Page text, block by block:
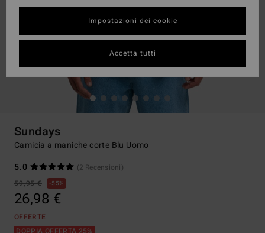
Sundays
Camicia a maniche corte Blu Uomo
5.0
(2 Recensioni)
59,95 €
55%
26,98 €
OFFERTE
Impostazioni dei cookie
Accetta tutti